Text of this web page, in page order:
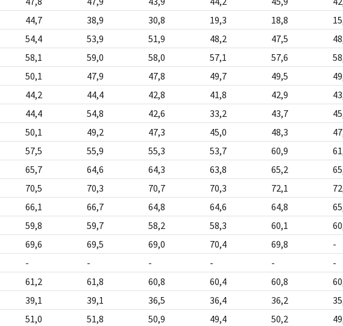
44,7 38,9 30,8 19,3 18,8
54,4 53,9 51,9 48,2 47,5
58,1 59,0 58,0 57,1 57,6
50,1 47,9 47,8 49,7 49,5
44,2 44,4 42,8 41,8 42,9
44,4 54,8 42,6 33,2 43,7
50,1 49,2 47,3 45,0 48,3
57,5 55,9 55,3 53,7 60,9
65,7 64,6 64,3 63,8 65,2
70,5 70,3 70,7 70,3 72,1
66,1 66,7 64,8 64,6 64,8
59,8 59,7 58,2 58,3 60,1
69,6 69,5 69,0 70,4 69,8 -
- - - - - -
61,2 61,8 60,8 60,4 60,8
39,1 39,1 36,5 36,4 36,2
51,0 51,8 50,9 49,4 50,2